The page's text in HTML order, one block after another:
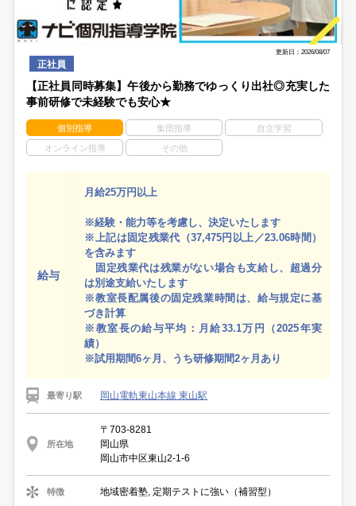
更新日：2026/08/07
正社員
【正社員同時募集】午後から勤務でゆっくり出社◎充実した
事前研修で未経験でも安心★
個別指導 集団指導 自立学習
オンライン指導 その他
給与
月給25万円以上
※経験・能力等を考慮し、決定いたします
※上記は固定残業代（37,475円以上／23.06時間）
を含みます
固定残業代は残業がない場合も支給し、超過分
は別途支給いたします
※教室長配属後の固定残業時間は、給与規定に基
づき計算
※教室長の給与平均：月給33.1万円（2025年実
績）
※試用期間6ヶ月、うち研修期間2ヶ月あり
最寄り駅 岡山電軌東山本線 東山駅
所在地
〒703-8281
岡山県
岡山市中区東山2-1-6
特徴 地域密着塾, 定期テストに強い（補習型）